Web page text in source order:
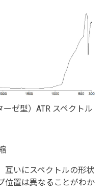
ゼ型）ATR スペクトル
互いにスペクトルの形状
位置は異なることがわか